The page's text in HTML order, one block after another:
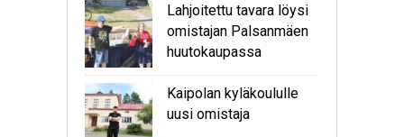
Lahjoitettu tavara löysi
omistajan Palsanmäen
huutokaupassa
Kaipolan kyläkoululle
uusi omistaja